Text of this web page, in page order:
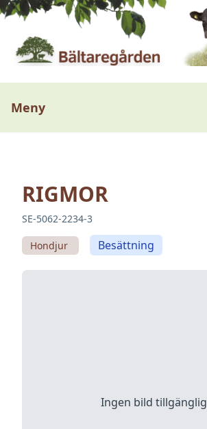
Meny
RIGMOR
SE-5062-2234-3
Hondjur Besättning
Ingen bild tillgänglig